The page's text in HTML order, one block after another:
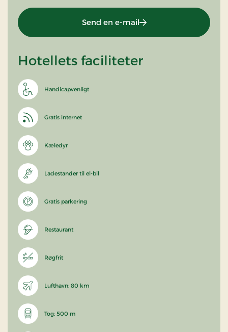
Send en e-mail
Hotellets faciliteter
Handicapvenligt
Gratis internet
Kæledyr
Ladestander til el-bil
Gratis parkering
Restaurant
Røgfrit
Lufthavn: 80 km
Tog: 500 m